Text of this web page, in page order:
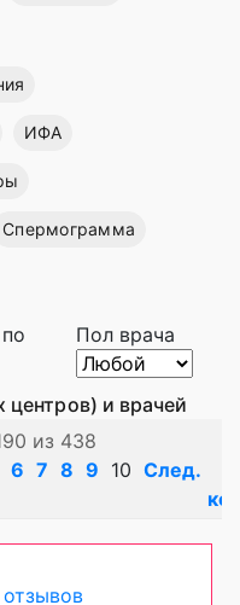
ИФА
Спермограмма
Пол врача
и врачей
из 438
6 7 8 9 10 След.